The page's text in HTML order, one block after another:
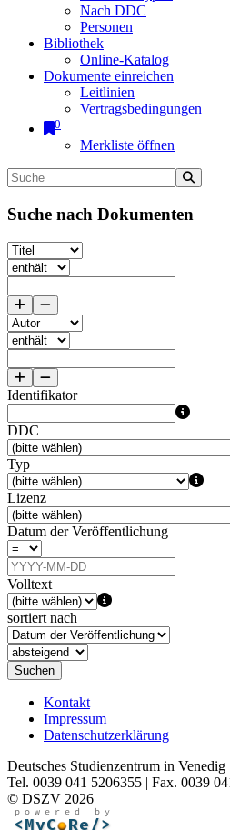
Nach DDC
Personen
Bibliothek
Online-Katalog
Dokumente einreichen
Leitlinien
Vertragsbedingungen
0
Merkliste öffnen
Suche nach Dokumenten
Identifikator
DDC
Typ
Lizenz
Datum der Veröffentlichung
Volltext
sortiert nach
Suchen
Kontakt
Impressum
Datenschutzerklärung
Deutsches Studienzentrum in
Tel. 0039 041 5206355 | Fax. 0039
© DSZV 2026